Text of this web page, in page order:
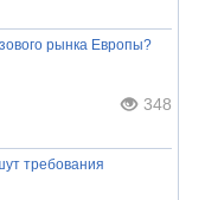
рынка Европы?
348
требования